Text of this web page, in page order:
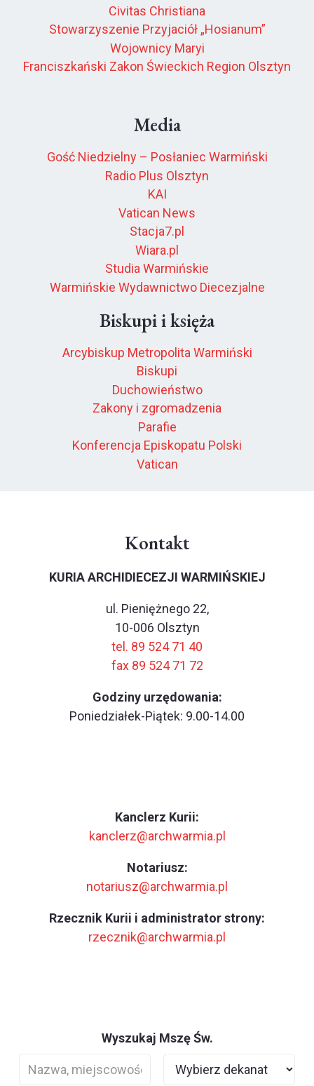
Civitas Christiana
Stowarzyszenie Przyjaciół „Hosianum”
Wojownicy Maryi
Franciszkański Zakon Świeckich Region Olsztyn
Media
Gość Niedzielny – Posłaniec Warmiński
Radio Plus Olsztyn
KAI
Vatican News
Stacja7.pl
Wiara.pl
Studia Warmińskie
Warmińskie Wydawnictwo Diecezjalne
Biskupi i księża
Arcybiskup Metropolita Warmiński
Biskupi
Duchowieństwo
Zakony i zgromadzenia
Parafie
Konferencja Episkopatu Polski
Vatican
Kontakt
KURIA ARCHIDIECEZJI WARMIŃSKIEJ
ul. Pieniężnego 22,
10-006 Olsztyn
tel. 89 524 71 40
fax 89 524 71 72
Godziny urzędowania:
Poniedziałek-Piątek: 9.00-14.00
Kanclerz Kurii:
kanclerz@archwarmia.pl
Notariusz:
notariusz@archwarmia.pl
Rzecznik Kurii i administrator strony:
rzecznik@archwarmia.pl
Wyszukaj Mszę Św.